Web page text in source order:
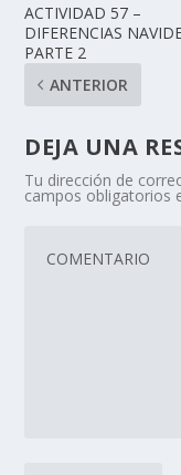
ACTIVIDAD 57 –
DIFERENCIAS
PARTE 2
ANTERIOR
DEJA UNA
Tu dirección de
campos obligatorios